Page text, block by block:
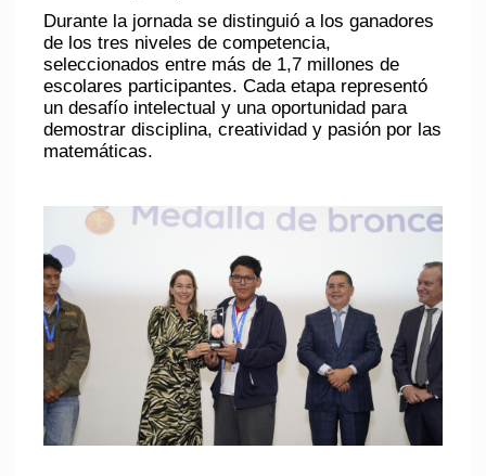
Durante la jornada se distinguió a los ganadores
de los tres niveles de competencia,
seleccionados entre más de 1,7 millones de
escolares participantes. Cada etapa representó
un desafío intelectual y una oportunidad para
demostrar disciplina, creatividad y pasión por las
matemáticas.